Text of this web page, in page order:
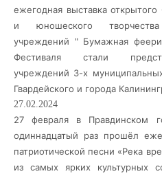
ежегодная выставка открытого
и юношеского
учреждений " Бумажная
Фестиваля стали
учреждений 3-х
Гвардейского и города
27.02.2024
27 февраля в Правдинском
одиннадцатый раз прошёл
патриотической песни «Река
из самых ярких культурных